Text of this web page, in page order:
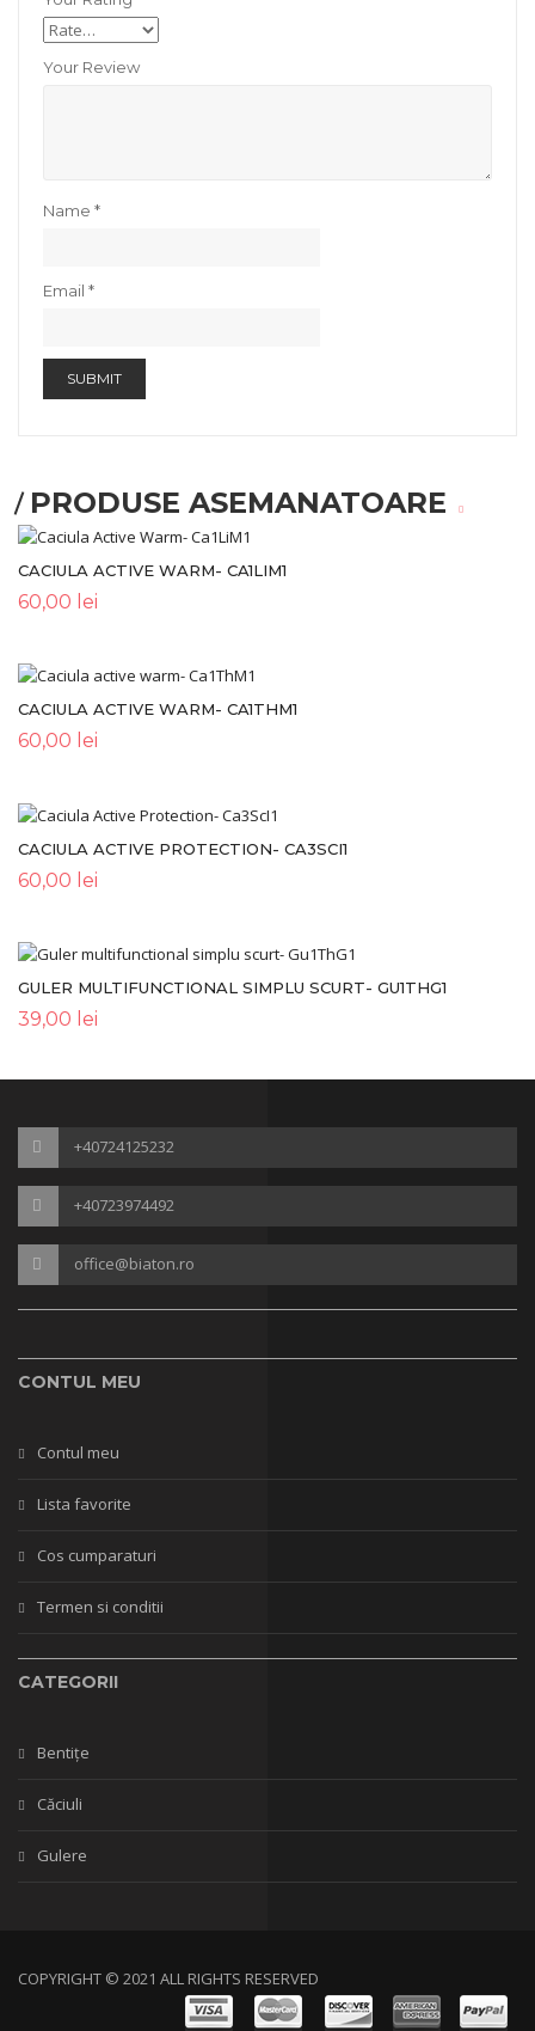
Your Review
Name *
Email *
PRODUSE ASEMANATOARE
CACIULA ACTIVE WARM- CA1LIM1
60,00 lei
CACIULA ACTIVE WARM- CA1THM1
60,00 lei
CACIULA ACTIVE PROTECTION- CA3SCI1
60,00 lei
GULER MULTIFUNCTIONAL SIMPLU SCURT- GU1THG1
39,00 lei
+40724125232
+40723974492
office@biaton.ro
CONTUL MEU
Contul meu
Lista favorite
Cos cumparaturi
Termen si conditii
CATEGORII
Bentițe
Căciuli
Gulere
COPYRIGHT © 2021 ALL RIGHTS RESERVED